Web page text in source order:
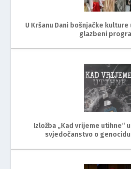
U Kršanu Dani bošnjačke
glazbeni
Izložba „Kad vrijeme utihne“
svjedočanstvo o